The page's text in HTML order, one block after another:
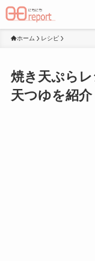
ホーム レシピ
焼き天ぷら
天つゆを紹介